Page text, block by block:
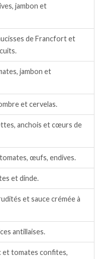
jambon et
de Francfort et
jambon et
et cervelas.
anchois et cœurs de
œufs, endives.
et dinde.
et sauce crémée à
antillaises.
et tomates confites,